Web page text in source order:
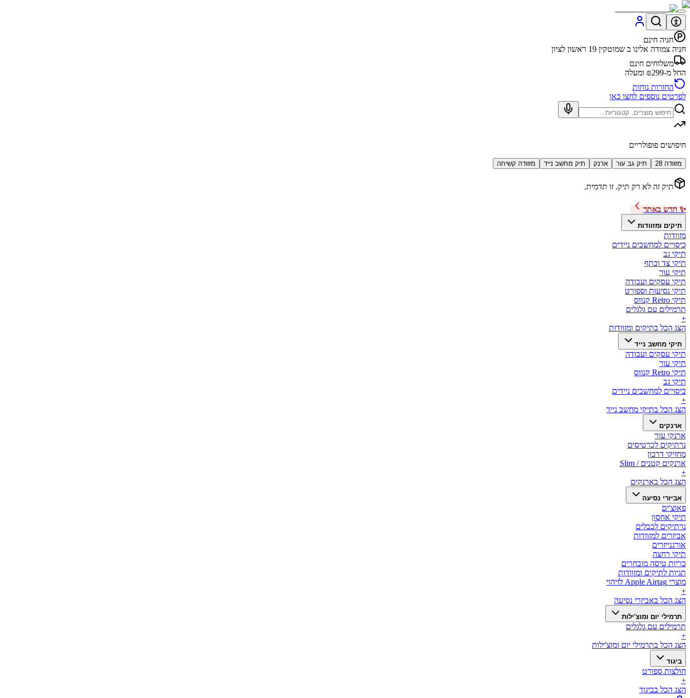
חניה חינם
חניה צמודה אלינו ב שמוטקין 19 ראשון לציון
משלוחים חינם
החל מ-₪299 ומעלה
החזרות נוחות
לפרטים נוספים לחצו כאן
חיפושים פופולריים
מזוודה 28 תיק גב עור ארנק תיק מחשב נייד מזוודה קשיחה
תיק זה לא רק תיק. זו תדמית.
✨ חדש באתר
תיקים ומזוודות
מזוודות
כיסויים למחשבים ניידים
תיקי גב
תיקי צד וכתף
תיקי עור
תיקי עסקים ועבודה
תיקי נסיעות וספורט
תיקי Retro קנווס
תרמילים עם גלגלים
+
הצג הכל בתיקים ומזוודות
תיקי מחשב נייד
תיקי עסקים ועבודה
תיקי עור
תיקי Retro קנווס
תיקי גב
כיסויים למחשבים ניידים
+
הצג הכל בתיקי מחשב נייד
ארנקים
ארנקי עור
נרתיקים לכרטיסים
מחזיקי דרכון
ארנקים קטנים / Slim
+
הצג הכל בארנקים
אביזרי נסיעה
פאוצ'ים
תיקי אחסון
נרתיקים לכבלים
אביזרים למזוודות
אורגנייזרים
תיקי רחצה
כריות טיסה מובחרים
תגיות לתיקים ומזוודות
מוצרי Apple Airtag לזיהוי
+
הצג הכל באביזרי נסיעה
תרמילי יום ומוצ'ילות
תרמילים עם גלגלים
+
הצג הכל בתרמילי יום ומוצ'ילות
ביגוד
חולצות ספורט
+
הצג הכל בביגוד